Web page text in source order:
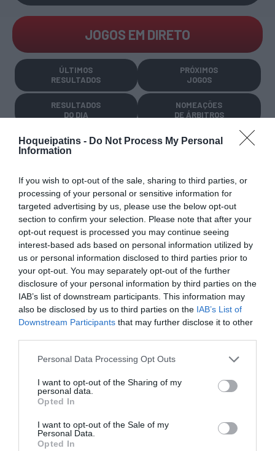
Hoqueipatins - Do Not Process My Personal
Information
If you wish to opt-out of the sale, sharing to third parties, or
processing of your personal or sensitive information for
targeted advertising by us, please use the below opt-out
section to confirm your selection. Please note that after your
opt-out request is processed you may continue seeing
interest-based ads based on personal information utilized by
us or personal information disclosed to third parties prior to
your opt-out. You may separately opt-out of the further
disclosure of your personal information by third parties on the
IAB’s list of downstream participants. This information may
also be disclosed by us to third parties on the IAB’s List of
Downstream Participants that may further disclose it to other
Personal Data Processing Opt Outs
I want to opt-out of the Sharing of my
personal data.
Opted In
I want to opt-out of the Sale of my
Personal Data.
Opted In
JOGOS EM DIRETO
ÚLTIMOS
RESULTADOS
PRÓXIMOS
JOGOS
RESULTADOS
DO DIA
NOMEAÇÕES
DE ÁRBITROS
COMPETIÇÕESNACIONAIS
PLACARD
DIVISÃO
3ª
DIVISÃO
CAMP.
FEMININO
DIVERSAS
SUB-23 SUB-19 SUB-17 SUB-15 SUB-13
COMPETIÇÕES
COMPETIÇÕES INTERNACIONAIS